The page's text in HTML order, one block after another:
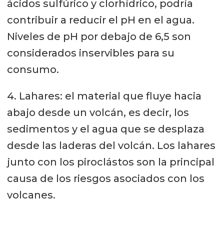
ácidos sulfúrico y clorhídrico, podría
contribuir a reducir el pH en el agua.
Niveles de pH por debajo de 6,5 son
considerados inservibles para su
consumo.
4. Lahares: el material que fluye hacia
abajo desde un volcán, es decir, los
sedimentos y el agua que se desplaza
desde las laderas del volcán. Los lahares
junto con los piroclástos son la principal
causa de los riesgos asociados con los
volcanes.